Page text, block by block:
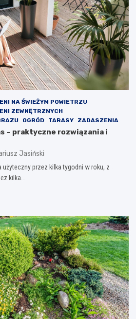
NA ŚWIEŻYM POWIETRZU
ZEWNĘTRZNYCH
OGRÓD TARASY ZADASZENIA
– praktyczne rozwiązania i
Jasiński
przez kilka tygodni w roku, z
kilka…